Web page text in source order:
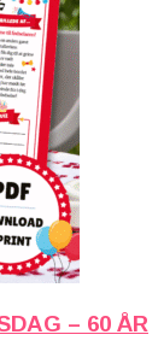
– 60 ÅR